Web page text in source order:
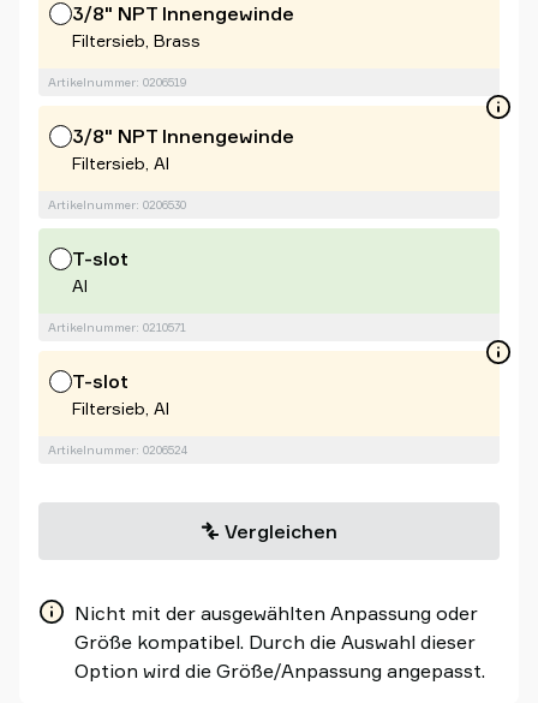
3/8" NPT Innengewinde
Filtersieb, Brass
Artikelnummer: 0206519
3/8" NPT Innengewinde
Filtersieb, Al
Artikelnummer: 0206530
T-slot
Al
Artikelnummer: 0210571
T-slot
Filtersieb, Al
Artikelnummer: 0206524
Vergleichen
Nicht mit der ausgewählten Anpassung oder
Größe kompatibel. Durch die Auswahl dieser
Option wird die Größe/Anpassung angepasst.